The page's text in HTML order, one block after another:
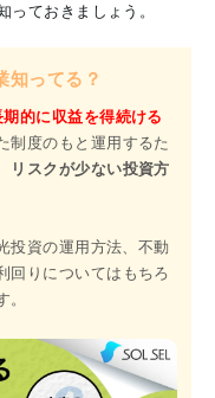
っておきましょう。
知ってる？
的に収益を得続ける
制度のもと運用するた
リスクが少ない投資方
投資の運用方法、不動
回りについてはもちろ
。